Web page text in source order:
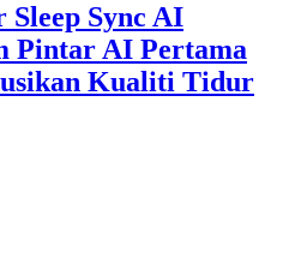
Sync AI
Pintar AI Pertama
Kualiti Tidur